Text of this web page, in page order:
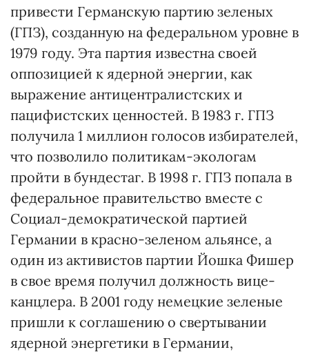
привести Германскую партию зеленых
(ГПЗ), созданную на федеральном уровне в
1979 году. Эта партия известна своей
оппозицией к ядерной энергии, как
выражение антицентралистских и
пацифистских ценностей. В 1983 г. ГПЗ
получила 1 миллион голосов избирателей,
что позволило политикам-экологам
пройти в бундестаг. В 1998 г. ГПЗ попала в
федеральное правительство вместе с
Социал-демократической партией
Германии в красно-зеленом альянсе, а
один из активистов партии Йошка Фишер
в свое время получил должность вице-
канцлера. В 2001 году немецкие зеленые
пришли к соглашению о свертывании
ядерной энергетики в Германии,